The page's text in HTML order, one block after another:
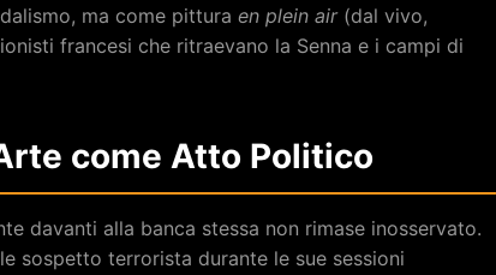
ma come pittura en plein air(dal vivo,
francesi che ritraevano la Senna e i campi di
come Atto Politico
davanti alla banca stessa non rimase inosservato.
sospetto terrorista durante le sue sessioni